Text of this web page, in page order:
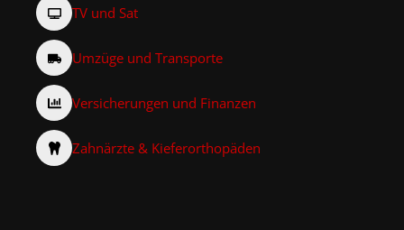
TV und Sat
Umzüge und Transporte
Versicherungen und Finanzen
Zahnärzte & Kieferorthopäden